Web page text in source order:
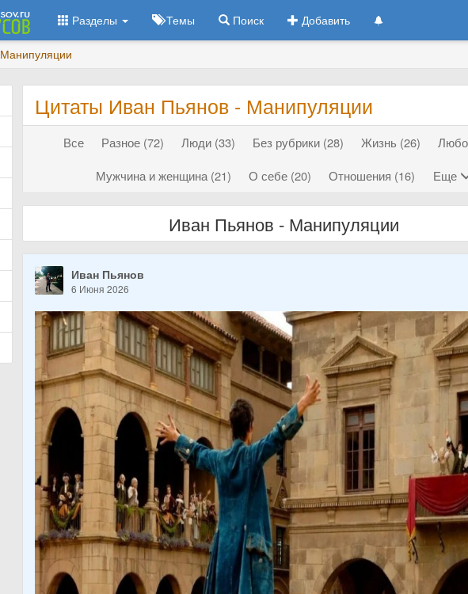
Разделы Темы Поиск Добавить
Манипуляции
Цитаты Иван Пьянов - Манипуляции
Все Разное (72) Люди (33) Без рубрики (28) Жизнь (26)
Мужчина и женщина (21)
О себе (20) Отношения (16) Еще
Иван Пьянов - Манипуляции
Иван Пьянов
6 Июня 2026